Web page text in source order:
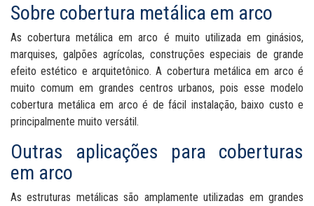
Sobre cobertura metálica em arco
As cobertura metálica em arco é muito utilizada em ginásios,
marquises, galpões agrícolas, construções especiais de grande
efeito estético e arquitetônico. A cobertura metálica em arco é
muito comum em grandes centros urbanos, pois esse modelo
cobertura metálica em arco é de fácil instalação, baixo custo e
principalmente muito versátil.
Outras aplicações para coberturas
em arco
As estruturas metálicas são amplamente utilizadas em grandes